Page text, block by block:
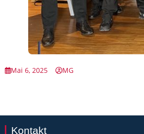
Mai 6, 2025 MG
Kontakt